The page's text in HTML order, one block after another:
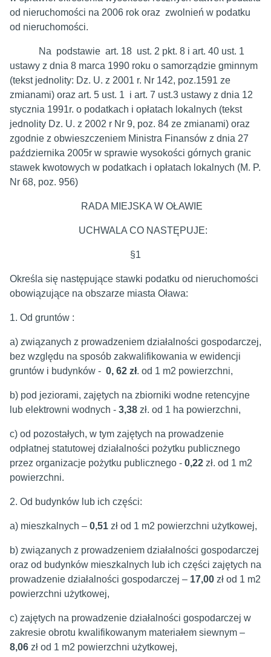
od nieruchomości na 2006 rok oraz zwolnień w podatku
od nieruchomości.
Na podstawie art. 18 ust. 2 pkt. 8 i art. 40 ust. 1
ustawy z dnia 8 marca 1990 roku o samorządzie gminnym
(tekst jednolity: Dz. U. z 2001 r. Nr 142, poz.1591 ze
zmianami) oraz art. 5 ust. 1 i art. 7 ust.3 ustawy z dnia 12
stycznia 1991r. o podatkach i opłatach lokalnych (tekst
jednolity Dz. U. z 2002 r Nr 9, poz. 84 ze zmianami) oraz
zgodnie z obwieszczeniem Ministra Finansów z dnia 27
października 2005r w sprawie wysokości górnych granic
stawek kwotowych w podatkach i opłatach lokalnych (M. P.
Nr 68, poz. 956)
RADA MIEJSKA W OŁAWIE
UCHWALA CO NASTĘPUJE:
§1
Określa się następujące stawki podatku od nieruchomości
obowiązujące na obszarze miasta Oława:
1. Od gruntów :
a) związanych z prowadzeniem działalności gospodarczej,
bez względu na sposób zakwalifikowania w ewidencji
gruntów i budynków - 0, 62 zł. od 1 m2 powierzchni,
b) pod jeziorami, zajętych na zbiorniki wodne retencyjne
lub elektrowni wodnych - 3,38 zł. od 1 ha powierzchni,
c) od pozostałych, w tym zajętych na prowadzenie
odpłatnej statutowej działalności pożytku publicznego
przez organizacje pożytku publicznego - 0,22 zł. od 1 m2
powierzchni.
2. Od budynków lub ich części:
a) mieszkalnych – 0,51 zł od 1 m2 powierzchni użytkowej,
b) związanych z prowadzeniem działalności gospodarczej
oraz od budynków mieszkalnych lub ich części zajętych na
prowadzenie działalności gospodarczej – 17,00 zł od 1 m2
powierzchni użytkowej,
c) zajętych na prowadzenie działalności gospodarczej w
zakresie obrotu kwalifikowanym materiałem siewnym –
8,06 zł od 1 m2 powierzchni użytkowej,